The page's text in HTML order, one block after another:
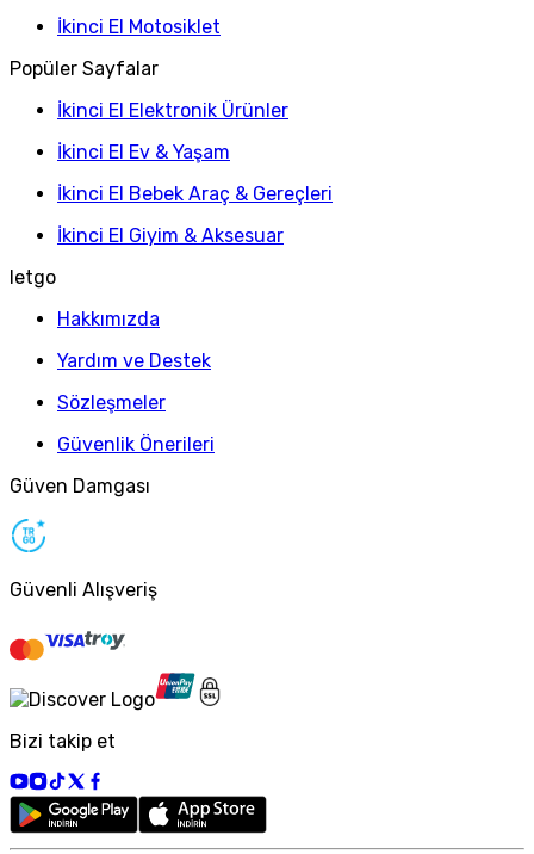
İkinci El Motosiklet
Popüler Sayfalar
İkinci El Elektronik Ürünler
İkinci El Ev & Yaşam
İkinci El Bebek Araç & Gereçleri
İkinci El Giyim & Aksesuar
letgo
Hakkımızda
Yardım ve Destek
Sözleşmeler
Güvenlik Önerileri
Güven Damgası
Güvenli Alışveriş
Bizi takip et